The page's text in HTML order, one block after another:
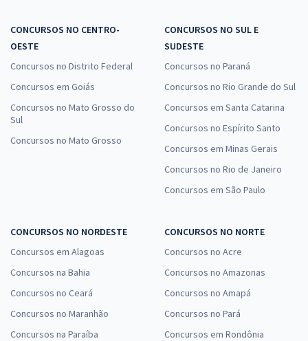
CONCURSOS NO CENTRO-
OESTE
Concursos no Distrito Federal
Concursos em Goiás
Concursos no Mato Grosso do
Sul
Concursos no Mato Grosso
CONCURSOS NO SUL E
SUDESTE
Concursos no Paraná
Concursos no Rio Grande do Sul
Concursos em Santa Catarina
Concursos no Espírito Santo
Concursos em Minas Gerais
Concursos no Rio de Janeiro
Concursos em São Paulo
CONCURSOS NO NORDESTE
Concursos em Alagoas
Concursos na Bahia
Concursos no Ceará
Concursos no Maranhão
Concursos na Paraíba
CONCURSOS NO NORTE
Concursos no Acre
Concursos no Amazonas
Concursos no Amapá
Concursos no Pará
Concursos em Rondônia